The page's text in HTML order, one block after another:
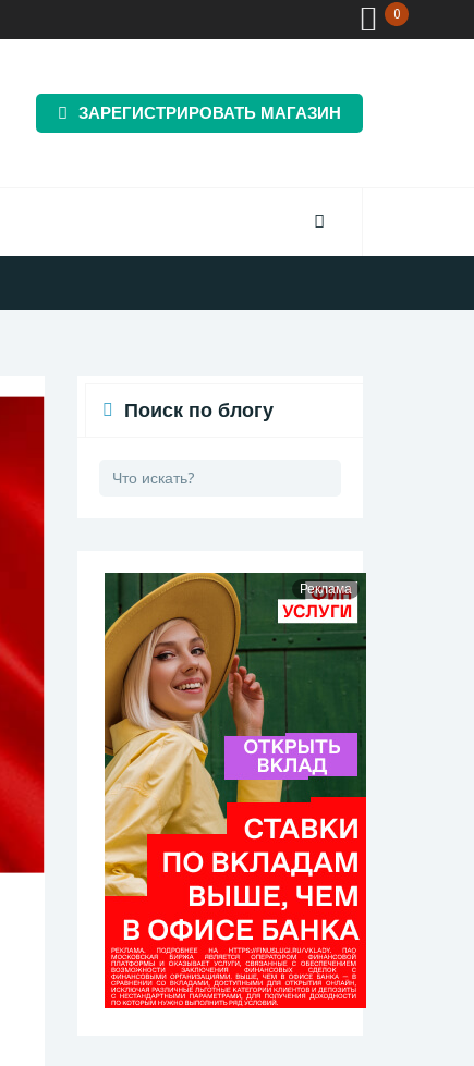
ЗАРЕГИСТРИРОВАТЬ МАГАЗИН
Поиск по блогу
Реклама
0